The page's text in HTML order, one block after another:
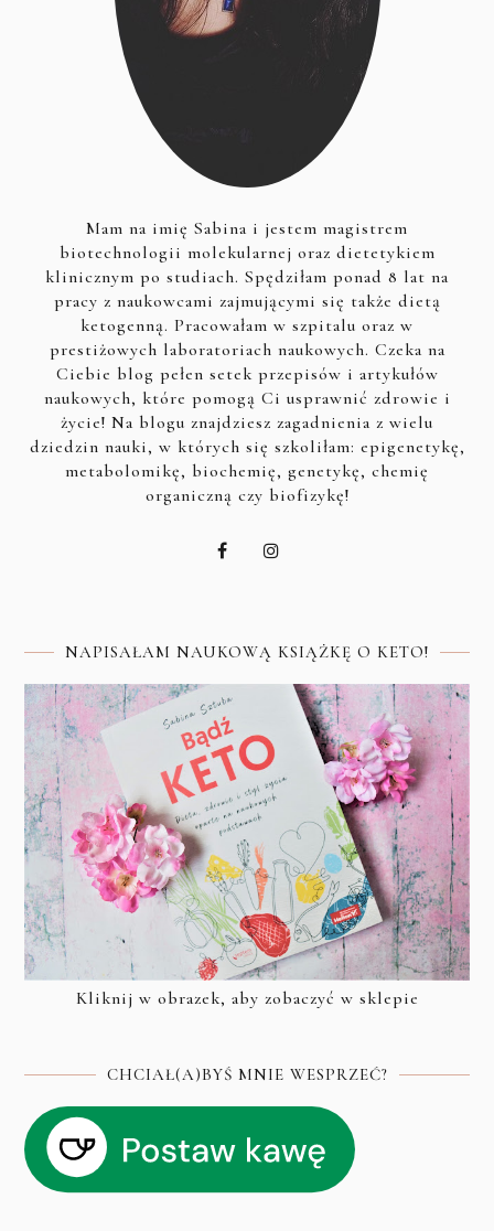
Mam na imię Sabina i jestem magistrem
biotechnologii molekularnej oraz dietetykiem
klinicznym po studiach. Spędziłam ponad 8 lat na
pracy z naukowcami zajmującymi się także dietą
ketogenną. Pracowałam w szpitalu oraz w
prestiżowych laboratoriach naukowych. Czeka na
Ciebie blog pełen setek przepisów i artykułów
naukowych, które pomogą Ci usprawnić zdrowie i
życie! Na blogu znajdziesz zagadnienia z wielu
dziedzin nauki, w których się szkoliłam: epigenetykę,
metabolomikę, biochemię, genetykę, chemię
organiczną czy biofizykę!
NAPISAŁAM NAUKOWĄ KSIĄŻKĘ O KETO!
Kliknij w obrazek, aby zobaczyć w sklepie
CHCIAŁ(A)BYŚ MNIE WESPRZEĆ?